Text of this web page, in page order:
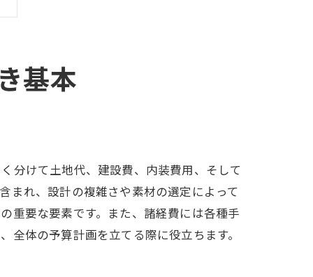
基本
分けて土地代、建設費、内装費用、そして
まれ、設計の複雑さや素材の選定によって
重要な要素です。また、諸経費には各種手
体の予算計画を立てる際に役立ちます。